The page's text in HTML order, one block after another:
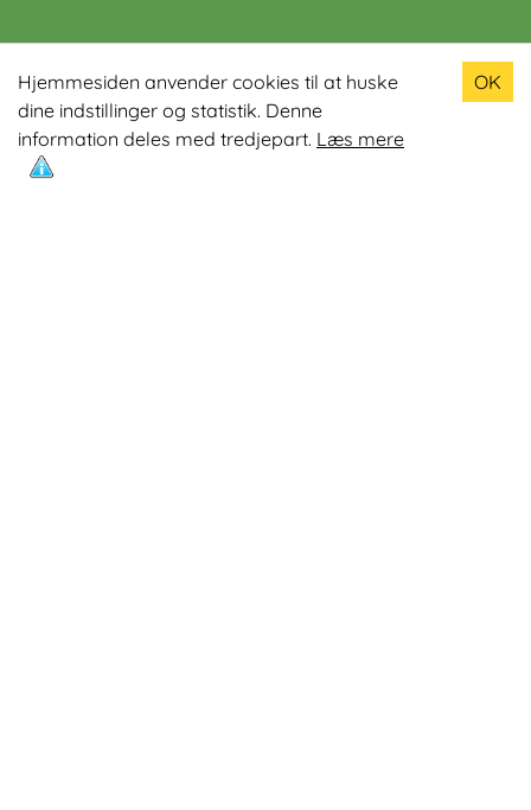
Hjemmesiden anvender cookies til at huske
dine indstillinger og statistik. Denne
information deles med tredjepart. Læs mere
OK
Populære produkter
Odin R900 Romaskine
Odin S900 Spinningcykel